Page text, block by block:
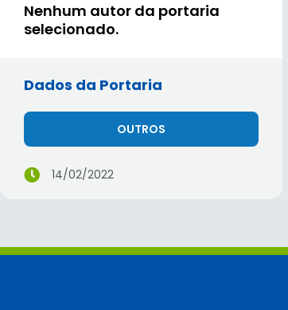
Nenhum autor da portaria
selecionado.
Dados da Portaria
OUTROS
14/02/2022